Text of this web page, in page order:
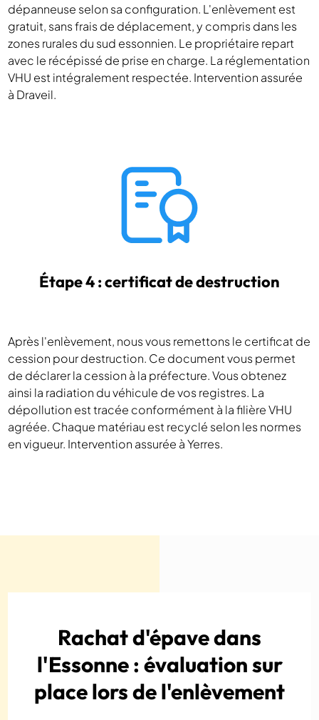
dépanneuse selon sa configuration. L'enlèvement est
gratuit, sans frais de déplacement, y compris dans les
zones rurales du sud essonnien. Le propriétaire repart
avec le récépissé de prise en charge. La réglementation
VHU est intégralement respectée. Intervention assurée
à Draveil.
Étape 4 : certificat de destruction
Après l'enlèvement, nous vous remettons le certificat de
cession pour destruction. Ce document vous permet
de déclarer la cession à la préfecture. Vous obtenez
ainsi la radiation du véhicule de vos registres. La
dépollution est tracée conformément à la filière VHU
agréée. Chaque matériau est recyclé selon les normes
en vigueur. Intervention assurée à Yerres.
Rachat d'épave dans
l'Essonne : évaluation sur
place lors de l'enlèvement